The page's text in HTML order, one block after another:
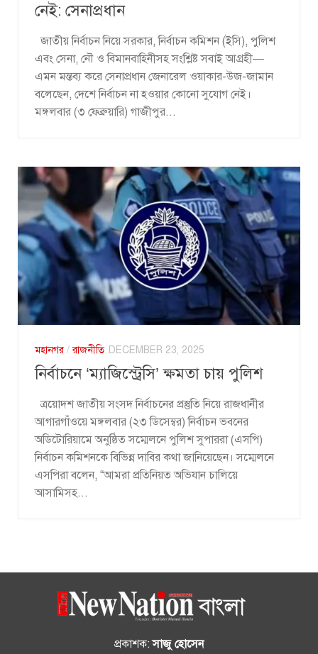
নেই: সেনাপ্রধান
জাতীয় নির্বাচন নিয়ে সরকার, নির্বাচন কমিশন (ইসি), পুলিশ
এবং সেনা, নৌ ও বিমানবাহিনীসহ সংশ্লিষ্ট সবাই আগ্রহী—
এমন মন্তব্য করে সেনাপ্রধান জেনারেল ওয়াকার-উজ-জামান
বলেছেন, দেশে নির্বাচন না হওয়ার কোনো সুযোগ নেই।
মঙ্গলবার (৩ ফেব্রুয়ারি) গাজীপুর...
মহানগর /রাজনীতি DECEMBER 23, 2025
নির্বাচনে ‘ম্যাজিস্ট্রেসি’ ক্ষমতা চায় পুলিশ
ত্রয়োদশ জাতীয় সংসদ নির্বাচনের প্রস্তুতি নিয়ে রাজধানীর
আগারগাঁওয়ে মঙ্গলবার (২৩ ডিসেম্বর) নির্বাচন ভবনের
অডিটোরিয়ামে অনুষ্ঠিত সম্মেলনে পুলিশ সুপাররা (এসপি)
নির্বাচন কমিশনকে বিভিন্ন দাবির কথা জানিয়েছেন। সম্মেলনে
এসপিরা বলেন, “আমরা প্রতিনিয়ত অভিযান চালিয়ে
আসামিসহ...
প্রকাশক:সাজু হোসেন